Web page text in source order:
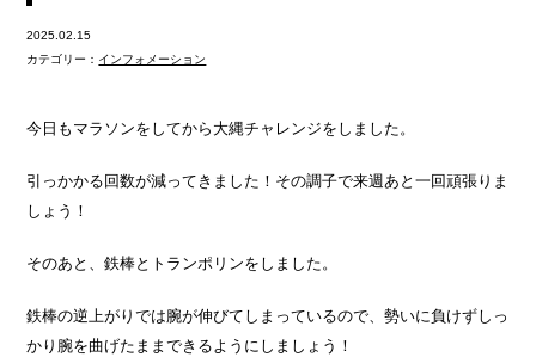
2025.02.15
カテゴリー： インフォメーション
今日もマラソンをしてから大縄チャレンジをしました。
引っかかる回数が減ってきました！その調子で来週あと一回頑張りま
しょう！
そのあと、鉄棒とトランポリンをしました。
鉄棒の逆上がりでは腕が伸びてしまっているので、勢いに負けずしっ
かり腕を曲げたままできるようにしましょう！